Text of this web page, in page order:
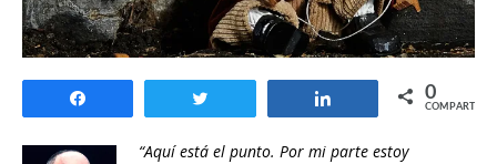
Compartir 0
COMPARTIR
“Aquí está el punto. Por mi parte estoy